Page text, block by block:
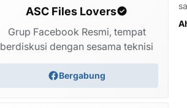
ASC Files Lovers
Grup Facebook Resmi, tempat
berdiskusi dengan sesama teknisi
Bergabung